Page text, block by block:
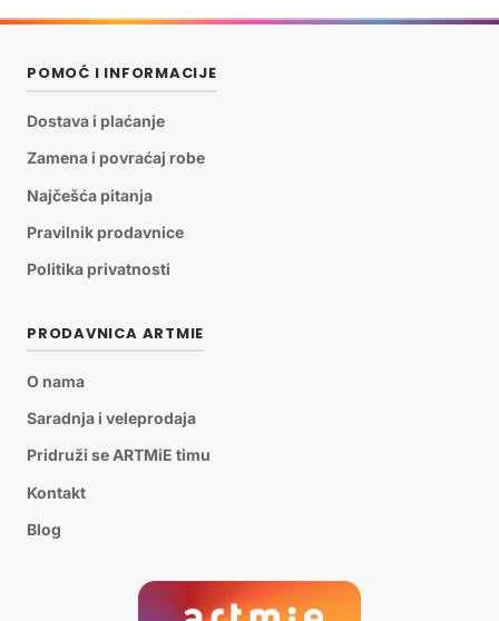
POMOĆ I INFORMACIJE
Dostava i plaćanje
Zamena i povraćaj robe
Najčešća pitanja
Pravilnik prodavnice
Politika privatnosti
PRODAVNICA ARTMIE
O nama
Saradnja i veleprodaja
Pridruži se ARTMiE timu
Kontakt
Blog